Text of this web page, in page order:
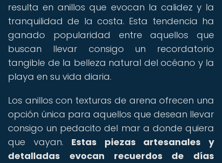
resulta en anillos que evocan la calidez y la
tranquilidad de la costa. Esta tendencia ha
ganado popularidad entre aquellos que
buscan llevar consigo un recordatorio
tangible de la belleza natural del océano y la
playa en su vida diaria.
Los anillos con texturas de arena ofrecen una
opción única para aquellos que desean llevar
consigo un pedacito del mar a donde quiera
que vayan. Estas piezas artesanales y
detalladas evocan recuerdos de días